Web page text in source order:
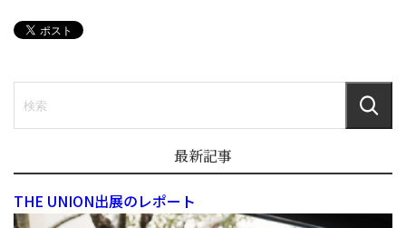
最新記事
THE UNION出展のレポート